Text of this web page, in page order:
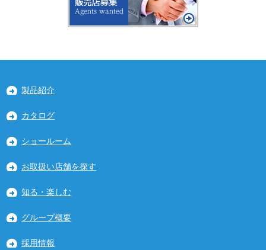
製品紹介
カタログ
ショールーム
お取扱い店舗を探す
知る・楽しむ
グループ概要
採用情報